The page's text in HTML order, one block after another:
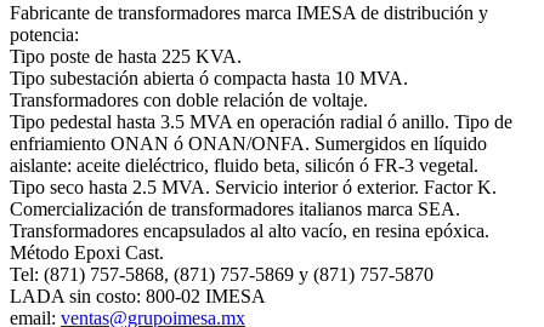
Fabricante de transformadores marca IMESA de distribución y
potencia:
Tipo poste de hasta 225 KVA.
Tipo subestación abierta ó compacta hasta 10 MVA.
Transformadores con doble relación de voltaje.
Tipo pedestal hasta 3.5 MVA en operación radial ó anillo. Tipo de
enfriamiento ONAN ó ONAN/ONFA. Sumergidos en líquido
aislante: aceite dieléctrico, fluido beta, silicón ó FR-3 vegetal.
Tipo seco hasta 2.5 MVA. Servicio interior ó exterior. Factor K.
Comercialización de transformadores italianos marca SEA.
Transformadores encapsulados al alto vacío, en resina epóxica.
Método Epoxi Cast.
Tel: (871) 757-5868, (871) 757-5869 y (871) 757-5870
LADA sin costo: 800-02 IMESA
email: ventas@grupoimesa.mx